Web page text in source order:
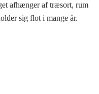
afhænger af træsort, rum
sig flot i mange år.